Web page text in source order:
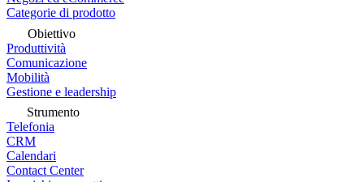
Categorie di prodotto
Obiettivo
Produttività
Comunicazione
Mobilità
Gestione e leadership
Strumento
Telefonia
CRM
Calendari
Contact Center